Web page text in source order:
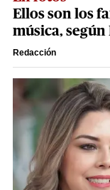
Ellos son los
música, según
Redacción